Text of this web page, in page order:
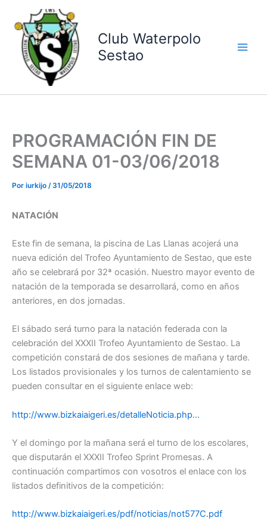
contenido
Club Waterpolo
Sestao
PROGRAMACIÓN FIN DE
SEMANA 01-03/06/2018
Por iurkijo /31/05/2018
NATACIÓN
Este fin de semana, la piscina de Las Llanas acojerá una
nueva edición del Trofeo Ayuntamiento de Sestao, que este
año se celebrará por 32ª ocasión. Nuestro mayor evento de
natación de la temporada se desarrollará, como en años
anteriores, en dos jornadas.
El sábado será turno para la natación federada con la
celebración del XXXII Trofeo Ayuntamiento de Sestao. La
competición constará de dos sesiones de mañana y tarde.
Los listados provisionales y los turnos de calentamiento se
pueden consultar en el siguiente enlace web:
http://www.bizkaiaigeri.es/detalleNoticia.php…
Y el domingo por la mañana será el turno de los escolares,
que disputarán el XXXII Trofeo Sprint Promesas. A
continuación compartimos con vosotros el enlace con los
listados definitivos de la competición:
http://www.bizkaiaigeri.es/pdf/noticias/not577C.pdf